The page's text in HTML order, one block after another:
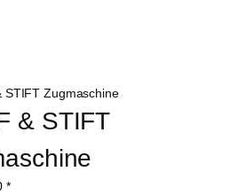
& STIFT
*